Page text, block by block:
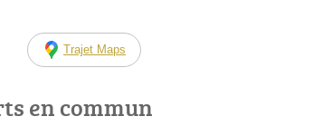
Trajet Maps
en commun